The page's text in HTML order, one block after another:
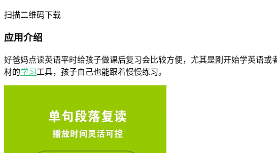
扫描二维码下载
应用介绍
好爸妈点读英语平时给孩子做课后复习会比较方便，尤其是刚开始学英语
材的学习工具，孩子自己也能跟着慢慢练习。